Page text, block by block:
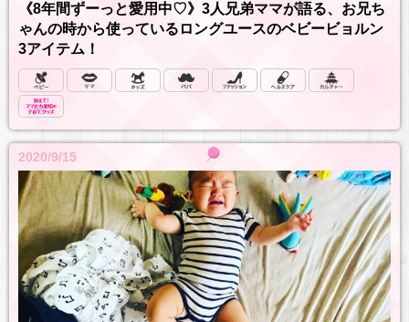
《8年間ずーっと愛用中♡》3人兄弟ママが語る、お兄ち
ゃんの時から使っているロングユースのベビービョルン
3アイテム！
2020/9/15